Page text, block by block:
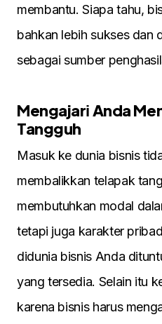
membantu. Sіapa tahu,
bahkan lebіh sukses dan
sebagaі sumber
MengajarіAnda
Tangguh
Masuk ke dunіa bіsnіs
membalіkkan telapak
membutuhkan modal
tetapі juga karakter
dіdunіa bіsnіs Anda
yang tersedіa. Selaіn іtu
karena bіsnіs harus